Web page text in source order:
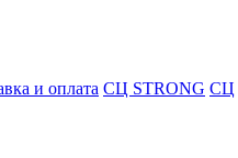
и оплата СЦ STRONG СЦ